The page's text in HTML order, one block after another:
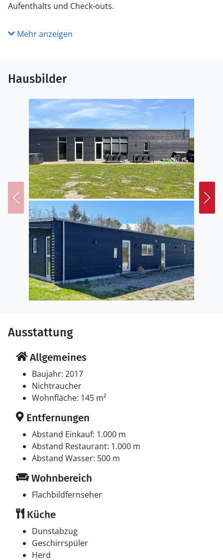
Aufenthalts und Check-outs.
Mehr anzeigen
Hausbilder
Ausstattung
Allgemeines
Baujahr: 2017
Nichtraucher
Wohnfläche: 145 m²
Entfernungen
Abstand Einkauf: 1.000 m
Abstand Restaurant: 1.000 m
Abstand Wasser: 500 m
Wohnbereich
Flachbildfernseher
Küche
Dunstabzug
Geschirrspüler
Herd